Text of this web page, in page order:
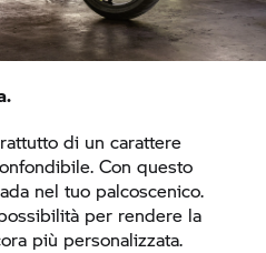
di un carattere
Con questo
nel tuo palcoscenico.
per rendere la
più personalizzata.